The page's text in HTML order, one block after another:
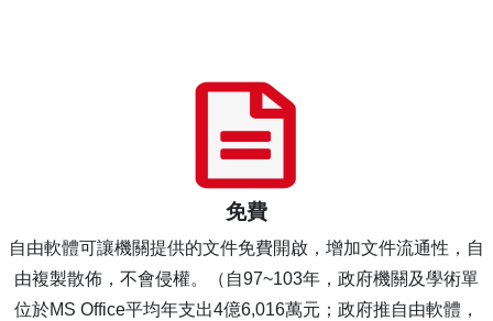
免費
自由軟體可讓機關提供的文件免費開啟，增加文件流通性，自
由複製散佈，不會侵權。（自97~103年，政府機關及學術單
位於MS Office平均年支出4億6,016萬元；政府推自由軟體，